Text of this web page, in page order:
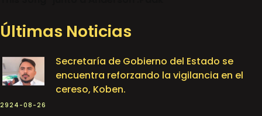
Últimas Noticias
Secretaría de Gobierno del Estado se
encuentra reforzando la vigilancia en el
cereso, Koben.
2924-08-26